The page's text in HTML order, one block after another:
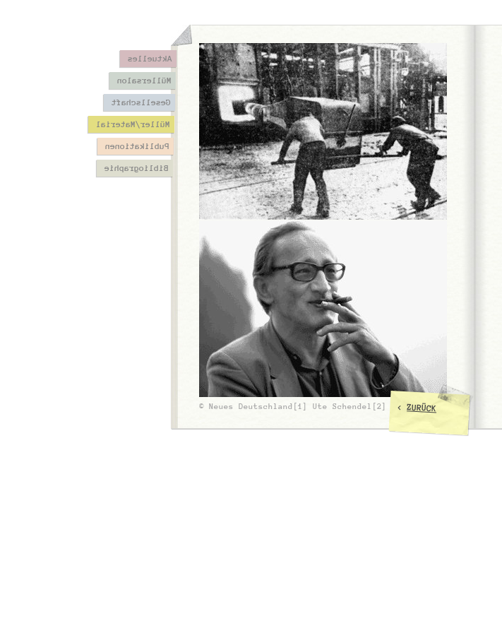
Aktuelles
Müllersalon
Gesellschaft
Müller/Material
Publikationen
Bibliographie
© Neues Deutschland[1] Ute Schendel[2] <ZURÜCK